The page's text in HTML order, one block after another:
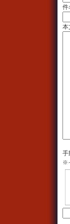
件
本
手
※